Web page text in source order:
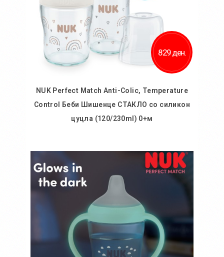
829 ден.
NUK Perfect Match Anti-Colic, Temperature
Control Беби Шишенце СТАКЛО со силикон
цуцла (120/230ml) 0+м
Во кошничка
Додај во желби
Додај за споредба